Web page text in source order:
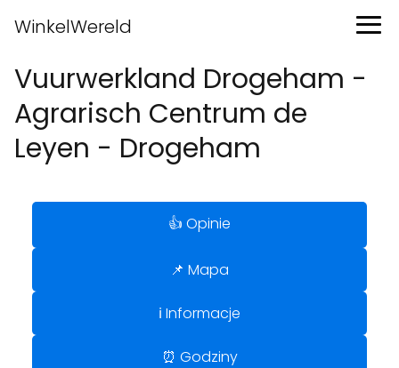
WinkelWereld
Vuurwerkland Drogeham -
Agrarisch Centrum de
Leyen - Drogeham
👍 Opinie
📌 Mapa
ℹ️ Informacje
⏰ Godziny